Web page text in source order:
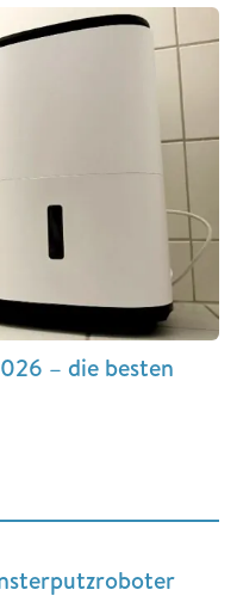
– die besten